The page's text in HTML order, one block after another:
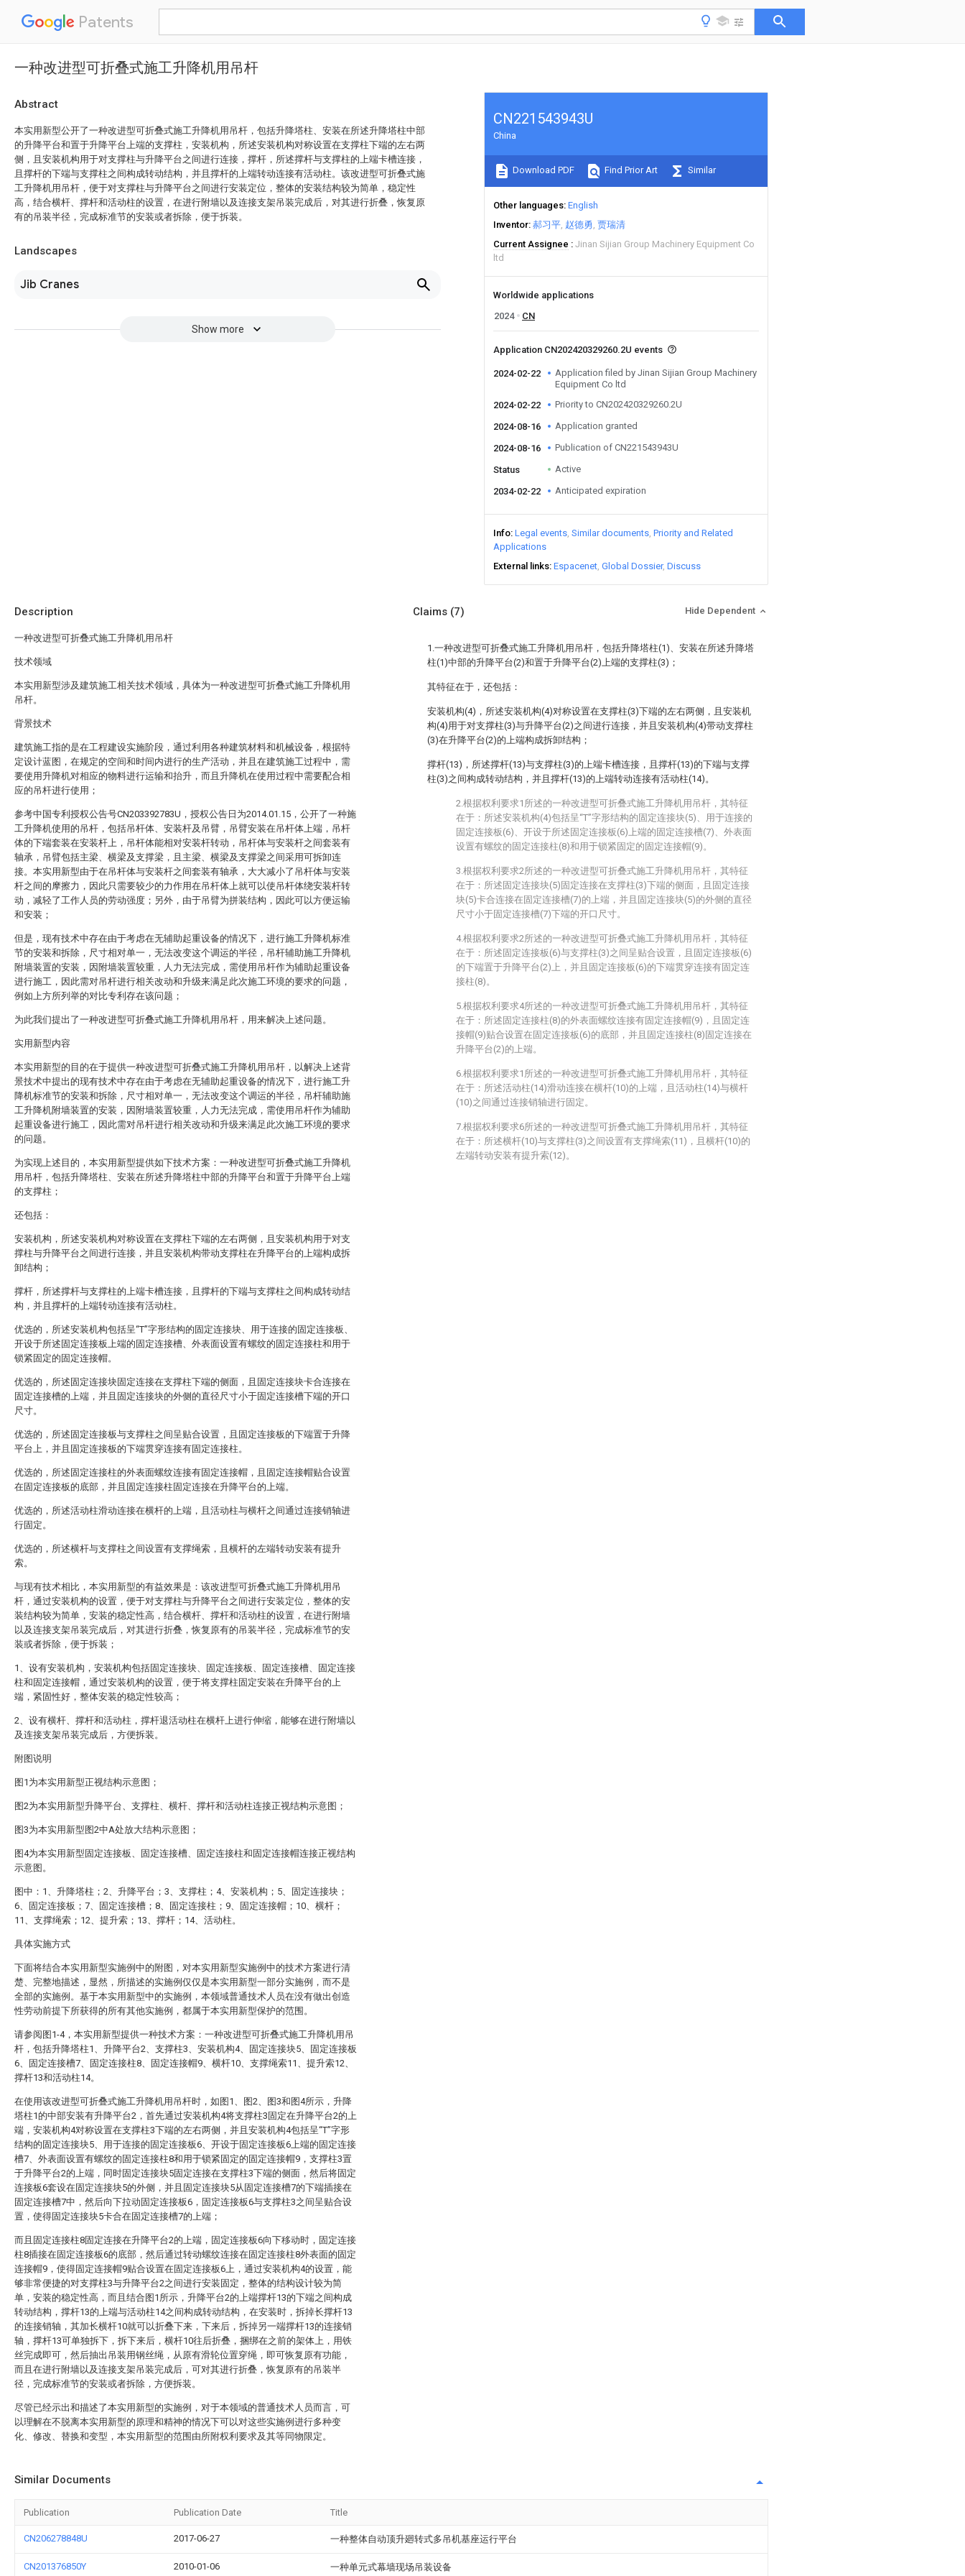
Patents
一种改进型可折叠式施工升降机用吊杆
Abstract
本实用新型公开了一种改进型可折叠式施工升降机用吊杆，包括升降塔柱、安装在所述升降塔柱中部
的升降平台和置于升降平台上端的支撑柱，安装机构，所述安装机构对称设置在支撑柱下端的左右两
侧，且安装机构用于对支撑柱与升降平台之间进行连接，撑杆，所述撑杆与支撑柱的上端卡槽连接，
且撑杆的下端与支撑柱之间构成转动结构，并且撑杆的上端转动连接有活动柱。该改进型可折叠式施
工升降机用吊杆，便于对支撑柱与升降平台之间进行安装定位，整体的安装结构较为简单，稳定性
高，结合横杆、撑杆和活动柱的设置，在进行附墙以及连接支架吊装完成后，对其进行折叠，恢复原
有的吊装半径，完成标准节的安装或者拆除，便于拆装。
Landscapes
Jib Cranes
Show more
CN221543943U
China
Download PDF Find Prior Art Similar
Other languages English
Inventor 郝习平 赵德勇 贾瑞清
Current Assignee
Jinan Sijian Group Machinery Equipment Co
ltd
Worldwide applications
2024
CN
Application CN202420329260.2U events
2024-02-22
Application filed by Jinan Sijian Group Machinery
Equipment Co ltd
2024-02-22
Priority to CN202420329260.2U
2024-08-16 Application granted
2024-08-16 Publication of CN221543943U
Status Active
2034-02-22 Anticipated expiration
Info Legal events Similar documents Priority and Related
Applications
External links Espacenet Global Dossier Discuss
Description
一种改进型可折叠式施工升降机用吊杆
技术领域
本实用新型涉及建筑施工相关技术领域，具体为一种改进型可折叠式施工升降机用
吊杆。
背景技术
建筑施工指的是在工程建设实施阶段，通过利用各种建筑材料和机械设备，根据特
定设计蓝图，在规定的空间和时间内进行的生产活动，并且在建筑施工过程中，需
要使用升降机对相应的物料进行运输和抬升，而且升降机在使用过程中需要配合相
应的吊杆进行使用；
参考中国专利授权公告号CN203392783U，授权公告日为2014.01.15，公开了一种施
工升降机使用的吊杆，包括吊杆体、安装杆及吊臂，吊臂安装在吊杆体上端，吊杆
体的下端套装在安装杆上，吊杆体能相对安装杆转动，吊杆体与安装杆之间套装有
轴承，吊臂包括主梁、横梁及支撑梁，且主梁、横梁及支撑梁之间采用可拆卸连
接。本实用新型由于在吊杆体与安装杆之间套装有轴承，大大减小了吊杆体与安装
杆之间的摩擦力，因此只需要较少的力作用在吊杆体上就可以使吊杆体绕安装杆转
动，减轻了工作人员的劳动强度；另外，由于吊臂为拼装结构，因此可以方便运输
和安装；
但是，现有技术中存在由于考虑在无辅助起重设备的情况下，进行施工升降机标准
节的安装和拆除，尺寸相对单一，无法改变这个调运的半径，吊杆辅助施工升降机
附墙装置的安装，因附墙装置较重，人力无法完成，需使用吊杆作为辅助起重设备
进行施工，因此需对吊杆进行相关改动和升级来满足此次施工环境的要求的问题，
例如上方所列举的对比专利存在该问题；
为此我们提出了一种改进型可折叠式施工升降机用吊杆，用来解决上述问题。
实用新型内容
本实用新型的目的在于提供一种改进型可折叠式施工升降机用吊杆，以解决上述背
景技术中提出的现有技术中存在由于考虑在无辅助起重设备的情况下，进行施工升
降机标准节的安装和拆除，尺寸相对单一，无法改变这个调运的半径，吊杆辅助施
工升降机附墙装置的安装，因附墙装置较重，人力无法完成，需使用吊杆作为辅助
起重设备进行施工，因此需对吊杆进行相关改动和升级来满足此次施工环境的要求
的问题。
为实现上述目的，本实用新型提供如下技术方案：一种改进型可折叠式施工升降机
用吊杆，包括升降塔柱、安装在所述升降塔柱中部的升降平台和置于升降平台上端
的支撑柱；
还包括：
安装机构，所述安装机构对称设置在支撑柱下端的左右两侧，且安装机构用于对支
撑柱与升降平台之间进行连接，并且安装机构带动支撑柱在升降平台的上端构成拆
卸结构；
撑杆，所述撑杆与支撑柱的上端卡槽连接，且撑杆的下端与支撑柱之间构成转动结
构，并且撑杆的上端转动连接有活动柱。
优选的，所述安装机构包括呈“T”字形结构的固定连接块、用于连接的固定连接板、
开设于所述固定连接板上端的固定连接槽、外表面设置有螺纹的固定连接柱和用于
锁紧固定的固定连接帽。
优选的，所述固定连接块固定连接在支撑柱下端的侧面，且固定连接块卡合连接在
固定连接槽的上端，并且固定连接块的外侧的直径尺寸小于固定连接槽下端的开口
尺寸。
优选的，所述固定连接板与支撑柱之间呈贴合设置，且固定连接板的下端置于升降
平台上，并且固定连接板的下端贯穿连接有固定连接柱。
优选的，所述固定连接柱的外表面螺纹连接有固定连接帽，且固定连接帽贴合设置
在固定连接板的底部，并且固定连接柱固定连接在升降平台的上端。
优选的，所述活动柱滑动连接在横杆的上端，且活动柱与横杆之间通过连接销轴进
行固定。
优选的，所述横杆与支撑柱之间设置有支撑绳索，且横杆的左端转动安装有提升
索。
与现有技术相比，本实用新型的有益效果是：该改进型可折叠式施工升降机用吊
杆，通过安装机构的设置，便于对支撑柱与升降平台之间进行安装定位，整体的安
装结构较为简单，安装的稳定性高，结合横杆、撑杆和活动柱的设置，在进行附墙
以及连接支架吊装完成后，对其进行折叠，恢复原有的吊装半径，完成标准节的安
装或者拆除，便于拆装；
1、设有安装机构，安装机构包括固定连接块、固定连接板、固定连接槽、固定连接
柱和固定连接帽，通过安装机构的设置，便于将支撑柱固定安装在升降平台的上
端，紧固性好，整体安装的稳定性较高；
2、设有横杆、撑杆和活动柱，撑杆退活动柱在横杆上进行伸缩，能够在进行附墙以
及连接支架吊装完成后，方便拆装。
附图说明
图1为本实用新型正视结构示意图；
图2为本实用新型升降平台、支撑柱、横杆、撑杆和活动柱连接正视结构示意图；
图3为本实用新型图2中A处放大结构示意图；
图4为本实用新型固定连接板、固定连接槽、固定连接柱和固定连接帽连接正视结构
示意图。
图中：1、升降塔柱；2、升降平台；3、支撑柱；4、安装机构；5、固定连接块；
6、固定连接板；7、固定连接槽；8、固定连接柱；9、固定连接帽；10、横杆；
11、支撑绳索；12、提升索；13、撑杆；14、活动柱。
具体实施方式
下面将结合本实用新型实施例中的附图，对本实用新型实施例中的技术方案进行清
楚、完整地描述，显然，所描述的实施例仅仅是本实用新型一部分实施例，而不是
全部的实施例。基于本实用新型中的实施例，本领域普通技术人员在没有做出创造
性劳动前提下所获得的所有其他实施例，都属于本实用新型保护的范围。
请参阅图1-4，本实用新型提供一种技术方案：一种改进型可折叠式施工升降机用吊
杆，包括升降塔柱1、升降平台2、支撑柱3、安装机构4、固定连接块5、固定连接板
6、固定连接槽7、固定连接柱8、固定连接帽9、横杆10、支撑绳索11、提升索12、
撑杆13和活动柱14。
在使用该改进型可折叠式施工升降机用吊杆时，如图1、图2、图3和图4所示，升降
塔柱1的中部安装有升降平台2，首先通过安装机构4将支撑柱3固定在升降平台2的上
端，安装机构4对称设置在支撑柱3下端的左右两侧，并且安装机构4包括呈“T”字形
结构的固定连接块5、用于连接的固定连接板6、开设于固定连接板6上端的固定连接
槽7、外表面设置有螺纹的固定连接柱8和用于锁紧固定的固定连接帽9，支撑柱3置
于升降平台2的上端，同时固定连接块5固定连接在支撑柱3下端的侧面，然后将固定
连接板6套设在固定连接块5的外侧，并且固定连接块5从固定连接槽7的下端插接在
固定连接槽7中，然后向下拉动固定连接板6，固定连接板6与支撑柱3之间呈贴合设
置，使得固定连接块5卡合在固定连接槽7的上端；
而且固定连接柱8固定连接在升降平台2的上端，固定连接板6向下移动时，固定连接
柱8插接在固定连接板6的底部，然后通过转动螺纹连接在固定连接柱8外表面的固定
连接帽9，使得固定连接帽9贴合设置在固定连接板6上，通过安装机构4的设置，能
够非常便捷的对支撑柱3与升降平台2之间进行安装固定，整体的结构设计较为简
单，安装的稳定性高，而且结合图1所示，升降平台2的上端撑杆13的下端之间构成
转动结构，撑杆13的上端与活动柱14之间构成转动结构，在安装时，拆掉长撑杆13
的连接销轴，其加长横杆10就可以折叠下来，下来后，拆掉另一端撑杆13的连接销
轴，撑杆13可单独拆下，拆下来后，横杆10往后折叠，捆绑在之前的架体上，用铁
丝完成即可，然后抽出吊装用钢丝绳，从原有滑轮位置穿绳，即可恢复原有功能，
而且在进行附墙以及连接支架吊装完成后，可对其进行折叠，恢复原有的吊装半
径，完成标准节的安装或者拆除，方便拆装。
尽管已经示出和描述了本实用新型的实施例，对于本领域的普通技术人员而言，可
以理解在不脱离本实用新型的原理和精神的情况下可以对这些实施例进行多种变
化、修改、替换和变型，本实用新型的范围由所附权利要求及其等同物限定。
Claims (7) Hide Dependent
1.一种改进型可折叠式施工升降机用吊杆，包括升降塔柱(1)、安装在所述升降塔
柱(1)中部的升降平台(2)和置于升降平台(2)上端的支撑柱(3)；
其特征在于，还包括：
安装机构(4)，所述安装机构(4)对称设置在支撑柱(3)下端的左右两侧，且安装机
构(4)用于对支撑柱(3)与升降平台(2)之间进行连接，并且安装机构(4)带动支撑柱
(3)在升降平台(2)的上端构成拆卸结构；
撑杆(13)，所述撑杆(13)与支撑柱(3)的上端卡槽连接，且撑杆(13)的下端与支撑
柱(3)之间构成转动结构，并且撑杆(13)的上端转动连接有活动柱(14)。
2.根据权利要求1所述的一种改进型可折叠式施工升降机用吊杆，其特征
在于：所述安装机构(4)包括呈“T”字形结构的固定连接块(5)、用于连接的
固定连接板(6)、开设于所述固定连接板(6)上端的固定连接槽(7)、外表面
设置有螺纹的固定连接柱(8)和用于锁紧固定的固定连接帽(9)。
3.根据权利要求2所述的一种改进型可折叠式施工升降机用吊杆，其特征
在于：所述固定连接块(5)固定连接在支撑柱(3)下端的侧面，且固定连接
块(5)卡合连接在固定连接槽(7)的上端，并且固定连接块(5)的外侧的直径
尺寸小于固定连接槽(7)下端的开口尺寸。
4.根据权利要求2所述的一种改进型可折叠式施工升降机用吊杆，其特征
在于：所述固定连接板(6)与支撑柱(3)之间呈贴合设置，且固定连接板(6)
的下端置于升降平台(2)上，并且固定连接板(6)的下端贯穿连接有固定连
接柱(8)。
5.根据权利要求4所述的一种改进型可折叠式施工升降机用吊杆，其特征
在于：所述固定连接柱(8)的外表面螺纹连接有固定连接帽(9)，且固定连
接帽(9)贴合设置在固定连接板(6)的底部，并且固定连接柱(8)固定连接在
升降平台(2)的上端。
6.根据权利要求1所述的一种改进型可折叠式施工升降机用吊杆，其特征
在于：所述活动柱(14)滑动连接在横杆(10)的上端，且活动柱(14)与横杆
(10)之间通过连接销轴进行固定。
7.根据权利要求6所述的一种改进型可折叠式施工升降机用吊杆，其特征
在于：所述横杆(10)与支撑柱(3)之间设置有支撑绳索(11)，且横杆(10)的
左端转动安装有提升索(12)。
Similar Documents
Publication Publication Date Title
CN206278848U 2017-06-27 一种整体自动顶升廻转式多吊机基座运行平台
CN201376850Y 2010-01-06 一种单元式幕墙现场吊装设备